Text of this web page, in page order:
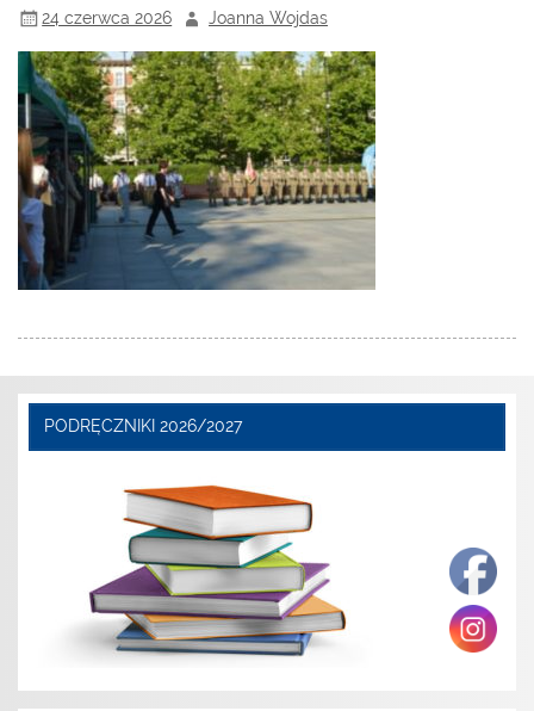
24 czerwca 2026 Joanna Wojdas
PODRĘCZNIKI 2026/2027